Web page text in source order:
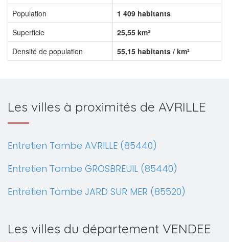
Population
1 409 habitants
Superficie
25,55 km²
Densité de population
55,15 habitants / km²
Les villes à proximités de AVRILLE
Entretien Tombe AVRILLE (85440)
Entretien Tombe GROSBREUIL (85440)
Entretien Tombe JARD SUR MER (85520)
Les villes du département VENDEE